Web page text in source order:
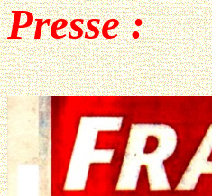
Presse :